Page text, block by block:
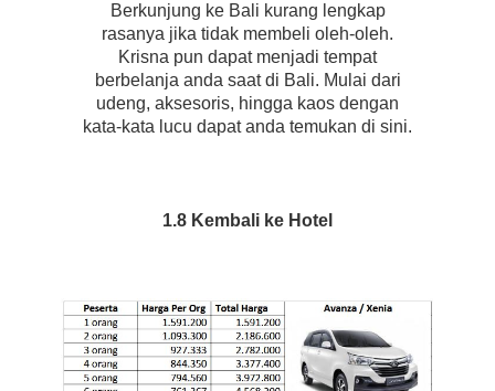
Berkunjung ke Bali kurang lengkap
rasanya jika tidak membeli oleh-oleh.
Krisna pun dapat menjadi tempat
berbelanja anda saat di Bali. Mulai dari
udeng, aksesoris, hingga kaos dengan
kata-kata lucu dapat anda temukan di sini.
1.8 Kembali ke Hotel